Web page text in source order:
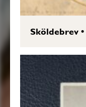
Sköldebrev•